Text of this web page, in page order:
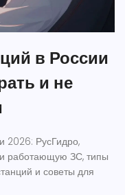
в России
и не
2026: РусГидро,
работающую ЗС, типы
и советы для